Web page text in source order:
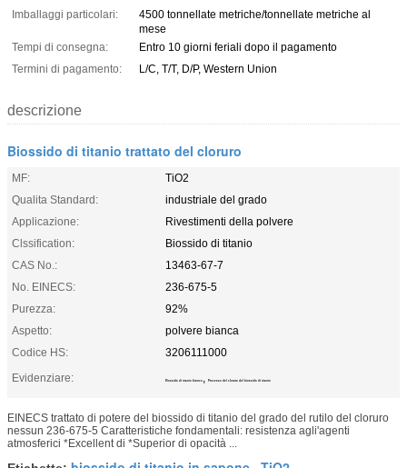
Imballaggi particolari:
4500 tonnellate metriche/tonnellate metriche al
mese
Tempi di consegna:
Entro 10 giorni feriali dopo il pagamento
Termini di pagamento:
L/C, T/T, D/P, Western Union
descrizione
Biossido di titanio trattato del cloruro
MF:
TiO2
Qualita Standard:
industriale del grado
Applicazione:
Rivestimenti della polvere
Clssification:
Biossido di titanio
CAS No.:
13463-67-7
No. EINECS:
236-675-5
Purezza:
92%
Aspetto:
polvere bianca
Codice HS:
3206111000
Evidenziare:
Biossido di titanio bianco , Processo del cloruro del biossido di titanio
EINECS trattato di potere del biossido di titanio del grado del rutilo del cloruro
nessun 236-675-5 Caratteristiche fondamentali: resistenza agli'agenti
atmosferici *Excellent di *Superior di opacità ...